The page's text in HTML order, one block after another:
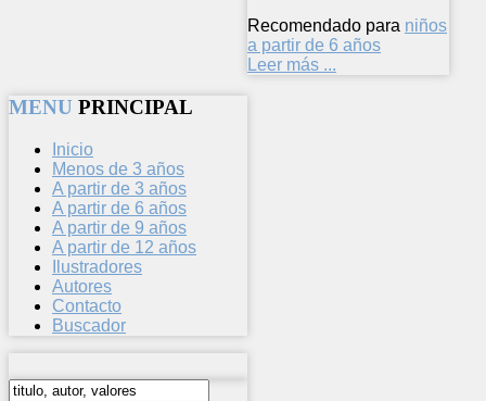
Recomendado para niños
a partir de 6 años
Leer más ...
MENU PRINCIPAL
Inicio
Menos de 3 años
A partir de 3 años
A partir de 6 años
A partir de 9 años
A partir de 12 años
Ilustradores
Autores
Contacto
Buscador